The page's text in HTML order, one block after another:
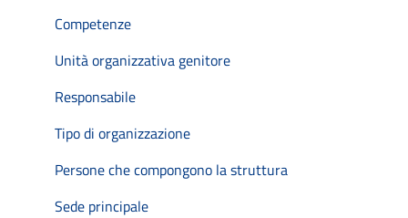
Competenze
Unità organizzativa genitore
Responsabile
Tipo di organizzazione
Persone che compongono la struttura
Sede principale